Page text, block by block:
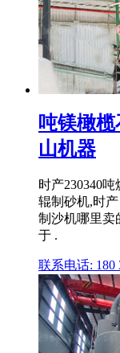
吨镁橄
山机器
时产230340
辊制砂机,时
制沙机哪里卖
于 .
联系电话: 180